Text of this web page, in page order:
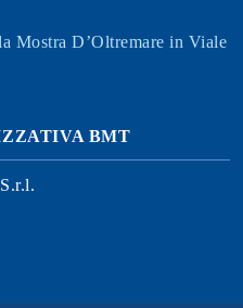
Mostra D’Oltremare in Viale
BMT